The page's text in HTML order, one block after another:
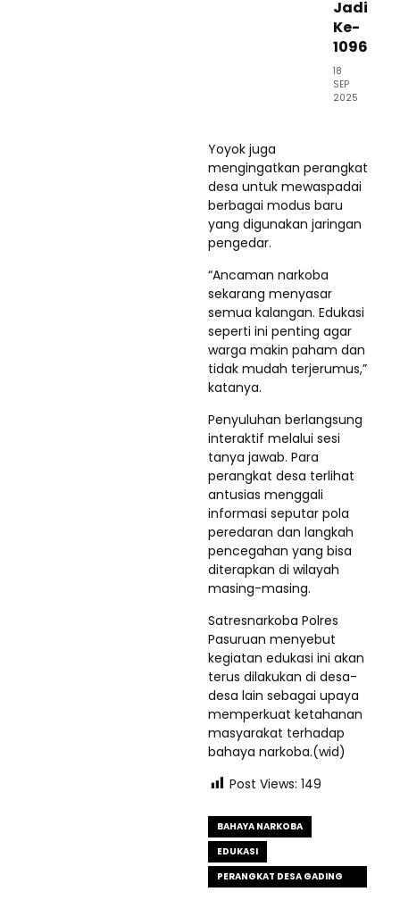
Jadi
Ke-
1096
18
SEP
2025
Yoyok juga
mengingatkan perangkat
desa untuk mewaspadai
berbagai modus baru
yang digunakan jaringan
pengedar.
“Ancaman narkoba
sekarang menyasar
semua kalangan. Edukasi
seperti ini penting agar
warga makin paham dan
tidak mudah terjerumus,”
katanya.
Penyuluhan berlangsung
interaktif melalui sesi
tanya jawab. Para
perangkat desa terlihat
antusias menggali
informasi seputar pola
peredaran dan langkah
pencegahan yang bisa
diterapkan di wilayah
masing-masing.
Satresnarkoba Polres
Pasuruan menyebut
kegiatan edukasi ini akan
terus dilakukan di desa-
desa lain sebagai upaya
memperkuat ketahanan
masyarakat terhadap
bahaya narkoba.(wid)
Post Views: 149
BAHAYA NARKOBA
EDUKASI
PERANGKAT DESA GADING